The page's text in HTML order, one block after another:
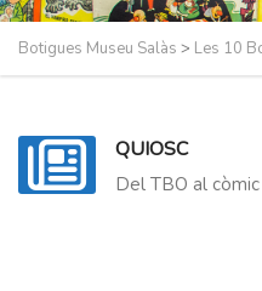
Botigues Museu Salàs > Les 10
QUIOSC
Del TBO al còmic